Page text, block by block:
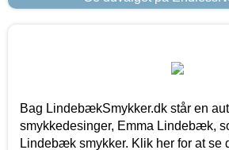
Bag LindebækSmykker.dk står en
smykkedesinger, Emma Lindebæk,
Lindebæk smykker. Klik her for at se